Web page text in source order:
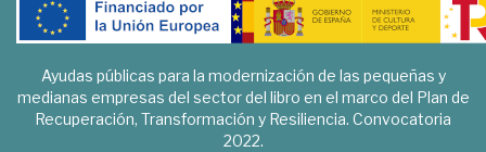
Ayudas públicas para la modernización de las pequeñas y
medianas empresas del sector del libro en el marco del Plan de
Recuperación, Transformación y Resiliencia. Convocatoria
2022.